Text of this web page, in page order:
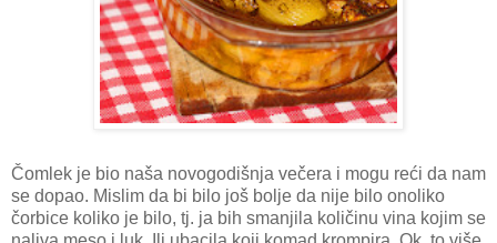
Čomlek je bio naša novogodišnja večera i mogu reći da nam
se dopao. Mislim da bi bilo još bolje da nije bilo onoliko
čorbice koliko je bilo, tj. ja bih smanjila količinu vina kojim se